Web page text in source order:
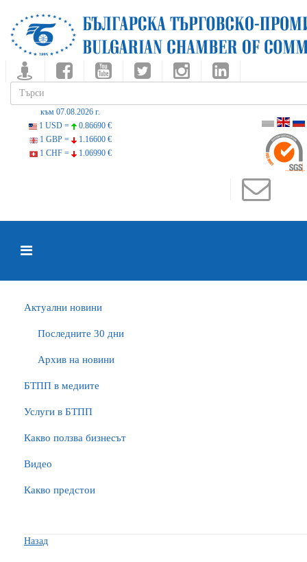
към 07.08.2026 г.
1 USD =
0.86690 €
1 GBP =
1.16600 €
1 CHF =
1.06990 €
Актуални новини
Последните 30 дни
Архив на новини
БTПП в медиите
Услуги в БТПП
Какво ползва бизнесът
Видео
Какво предстои
Назад